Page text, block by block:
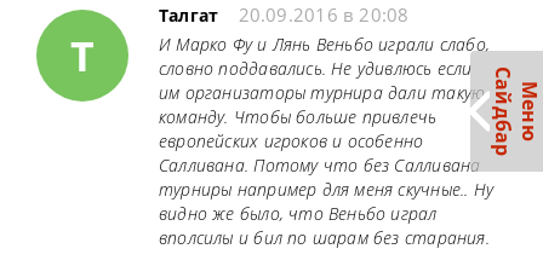
Т
Талгат 20.09.2016 в 20:08
И Марко Фу и Лянь Веньбо играли слабо,
словно поддавались. Не удивлюсь если
им организаторы турнира дали такую
команду. Чтобы больше привлечь
европейских игроков и особенно
Салливана. Потому что без Салливана
турниры например для меня скучные.. Ну
видно же было, что Веньбо играл
вполсилы и бил по шарам без старания.
М
е
н
ю
Са
й
д
б
а
р